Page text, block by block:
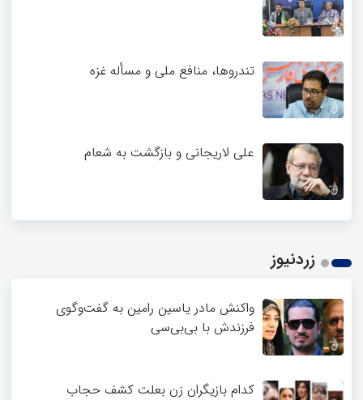
تندروها، منافع ملی و مسأله غزه
علی لاریجانی و بازگشت به شعام
زردنیوز
واکنش مادر یاسین رامین به گفت‌وگوی
فرزندش با بی‌بی‌سی
کدام بازیگران زن بعلت کشف حجاب